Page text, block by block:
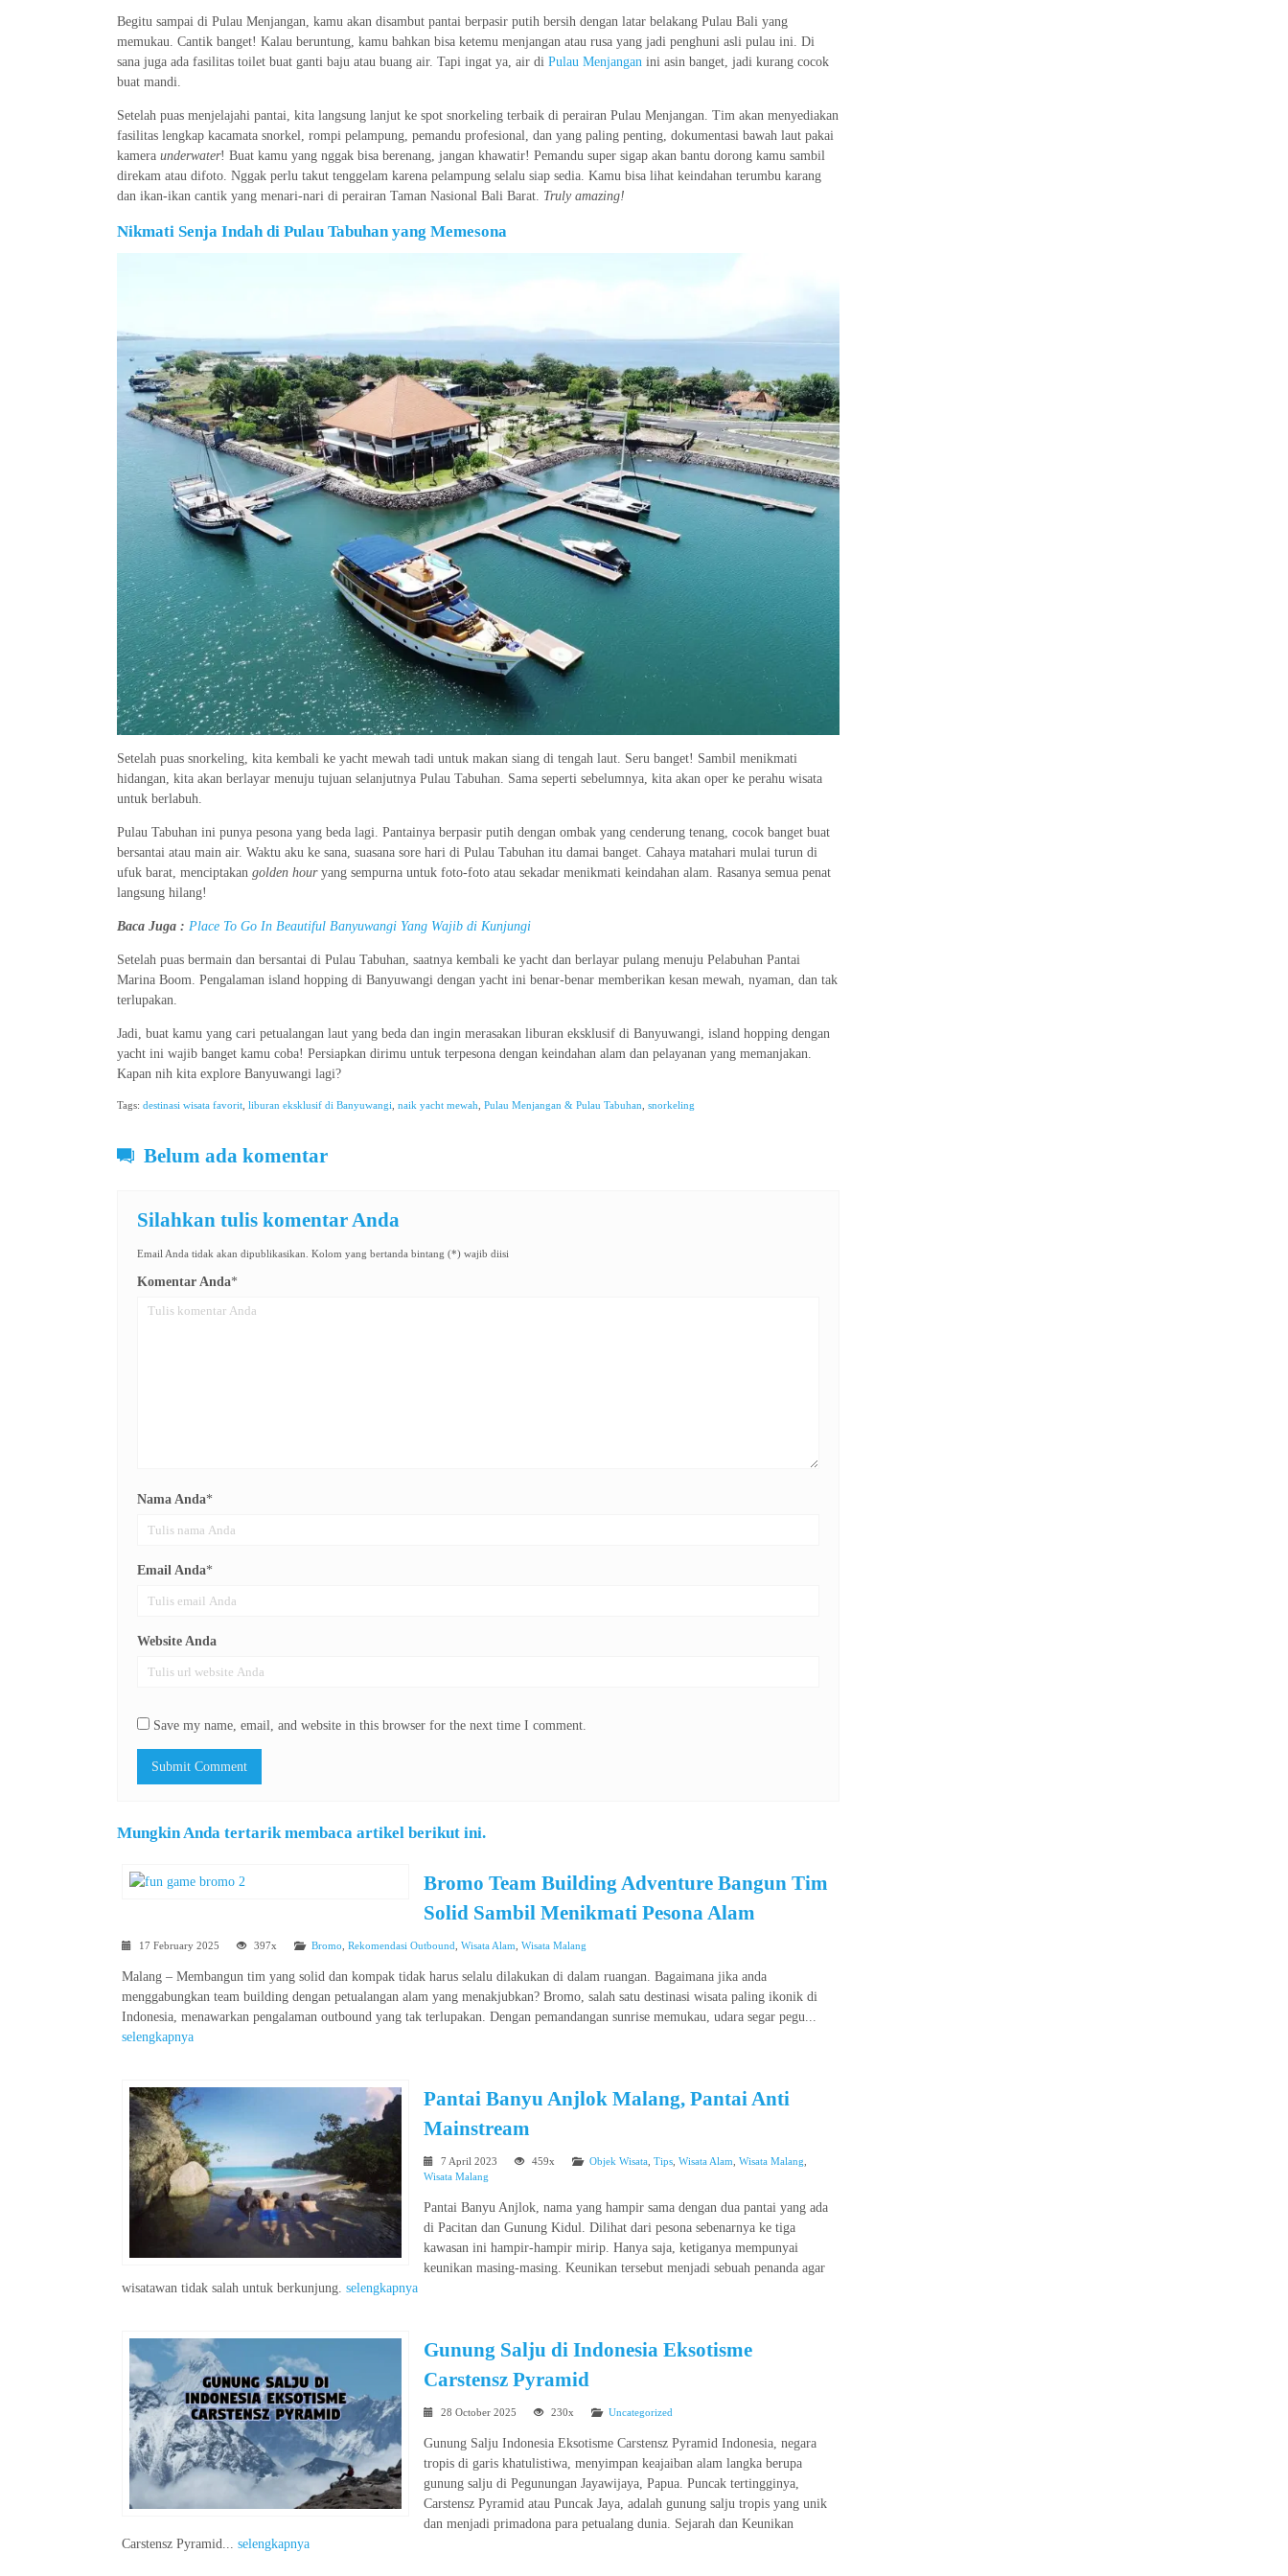
Begitu sampai di Pulau Menjangan, kamu akan disambut pantai berpasir putih bersih dengan latar belakang Pulau Bali yang
memukau. Cantik banget! Kalau beruntung, kamu bahkan bisa ketemu menjangan atau rusa yang jadi penghuni asli pulau ini. Di
sana juga ada fasilitas toilet buat ganti baju atau buang air. Tapi ingat ya, air di Pulau Menjangan ini asin banget, jadi kurang cocok
buat mandi.
Setelah puas menjelajahi pantai, kita langsung lanjut ke spot snorkeling terbaik di perairan Pulau Menjangan. Tim akan menyediakan
fasilitas lengkap kacamata snorkel, rompi pelampung, pemandu profesional, dan yang paling penting, dokumentasi bawah laut pakai
kamera underwater! Buat kamu yang nggak bisa berenang, jangan khawatir! Pemandu super sigap akan bantu dorong kamu sambil
direkam atau difoto. Nggak perlu takut tenggelam karena pelampung selalu siap sedia. Kamu bisa lihat keindahan terumbu karang
dan ikan-ikan cantik yang menari-nari di perairan Taman Nasional Bali Barat. Truly amazing!
Nikmati Senja Indah di Pulau Tabuhan yang Memesona
Setelah puas snorkeling, kita kembali ke yacht mewah tadi untuk makan siang di tengah laut. Seru banget! Sambil menikmati
hidangan, kita akan berlayar menuju tujuan selanjutnya Pulau Tabuhan. Sama seperti sebelumnya, kita akan oper ke perahu wisata
untuk berlabuh.
Pulau Tabuhan ini punya pesona yang beda lagi. Pantainya berpasir putih dengan ombak yang cenderung tenang, cocok banget buat
bersantai atau main air. Waktu aku ke sana, suasana sore hari di Pulau Tabuhan itu damai banget. Cahaya matahari mulai turun di
ufuk barat, menciptakan golden houryang sempurna untuk foto-foto atau sekadar menikmati keindahan alam. Rasanya semua penat
langsung hilang!
Baca Juga : Place To Go In Beautiful Banyuwangi Yang Wajib di Kunjungi
Setelah puas bermain dan bersantai di Pulau Tabuhan, saatnya kembali ke yacht dan berlayar pulang menuju Pelabuhan Pantai
Marina Boom. Pengalaman island hopping di Banyuwangi dengan yacht ini benar-benar memberikan kesan mewah, nyaman, dan tak
terlupakan.
Jadi, buat kamu yang cari petualangan laut yang beda dan ingin merasakan liburan eksklusif di Banyuwangi, island hopping dengan
yacht ini wajib banget kamu coba! Persiapkan dirimu untuk terpesona dengan keindahan alam dan pelayanan yang memanjakan.
Kapan nih kita explore Banyuwangi lagi?
Tags: destinasi wisata favorit liburan eksklusif di Banyuwangi naik yacht mewah Pulau Menjangan & Pulau Tabuhan snorkeling
Belum ada komentar
Silahkan tulis komentar Anda
Email Anda tidak akan dipublikasikan. Kolom yang bertanda bintang (*) wajib diisi
Komentar Anda*
Nama Anda*
Email Anda*
Website Anda
Save my name, email, and website in this browser for the next time I comment.
Mungkin Anda tertarik membaca artikel berikut ini.
Bromo Team Building Adventure Bangun Tim
Solid Sambil Menikmati Pesona Alam
17 February 2025 397x Bromo Rekomendasi Outbound Wisata Alam Wisata Malang
Malang – Membangun tim yang solid dan kompak tidak harus selalu dilakukan di dalam ruangan. Bagaimana jika anda
menggabungkan team building dengan petualangan alam yang menakjubkan? Bromo, salah satu destinasi wisata paling ikonik di
Indonesia, menawarkan pengalaman outbound yang tak terlupakan. Dengan pemandangan sunrise memukau, udara segar pegu...
selengkapnya
Pantai Banyu Anjlok Malang, Pantai Anti
Mainstream
7 April 2023 459x Objek Wisata Tips Wisata Alam Wisata Malang
Wisata Malang
Pantai Banyu Anjlok, nama yang hampir sama dengan dua pantai yang ada
di Pacitan dan Gunung Kidul. Dilihat dari pesona sebenarnya ke tiga
kawasan ini hampir-hampir mirip. Hanya saja, ketiganya mempunyai
keunikan masing-masing. Keunikan tersebut menjadi sebuah penanda agar
wisatawan tidak salah untuk berkunjung. selengkapnya
Gunung Salju di Indonesia Eksotisme
Carstensz Pyramid
28 October 2025 230x Uncategorized
Gunung Salju Indonesia Eksotisme Carstensz Pyramid Indonesia, negara
tropis di garis khatulistiwa, menyimpan keajaiban alam langka berupa
gunung salju di Pegunungan Jayawijaya, Papua. Puncak tertingginya,
Carstensz Pyramid atau Puncak Jaya, adalah gunung salju tropis yang unik
dan menjadi primadona para petualang dunia. Sejarah dan Keunikan
Carstensz Pyramid... selengkapnya